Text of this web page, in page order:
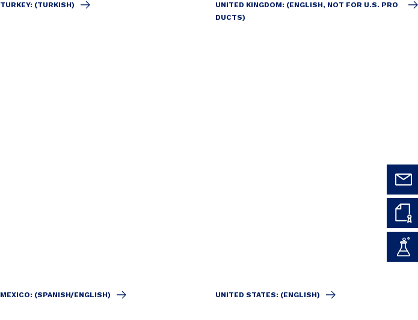
TURKEY: (TURKISH)
UNITED KINGDOM: (ENGLISH, NOT FOR U.S. PRO
DUCTS)
MEXICO: (SPANISH/ENGLISH) UNITED STATES: (ENGLISH)